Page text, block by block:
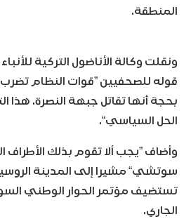
المنطقة.
ونقلت وكالة الأناضول التركية
قوله للصحفيين ”قوات النظام تضرب
بحجة أنها تقاتل جبهة النصرة. هذا
الحل السياسي“.
وأضاف ”يجب ألا تقوم بذلك
سوتشي“ مشيرا إلى المدينة
تستضيف مؤتمر الحوار الوطني
الجاري.